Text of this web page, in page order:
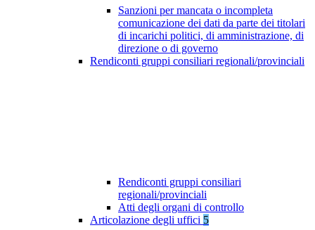
Sanzioni per mancata o incompleta
comunicazione dei dati da parte dei titolari
di incarichi politici, di amministrazione, di
direzione o di governo
Rendiconti gruppi consiliari regionali/provinciali
Rendiconti gruppi consiliari
regionali/provinciali
Atti degli organi di controllo
Articolazione degli uffici 5